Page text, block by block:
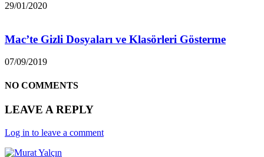
29/01/2020
Mac’te Gizli Dosyaları ve Klasörleri Gösterme
07/09/2019
NO COMMENTS
LEAVE A REPLY
Log in to leave a comment